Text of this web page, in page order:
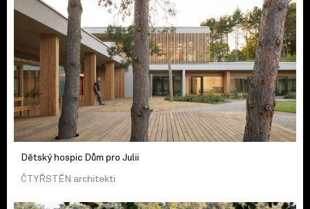
Dětský hospic Dům pro Julii
ČTYŘSTĚN architekti